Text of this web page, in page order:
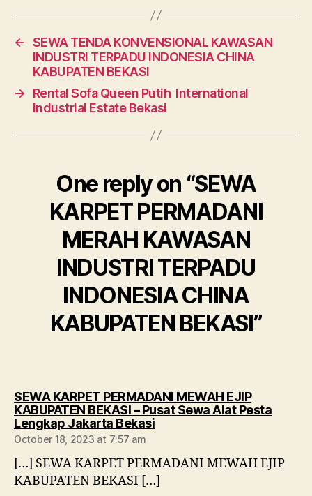
← SEWA TENDA KONVENSIONAL KAWASAN
INDUSTRI TERPADU INDONESIA CHINA
KABUPATEN BEKASI
→
Rental Sofa Queen Putih International
Industrial Estate Bekasi
One reply on “SEWA
KARPET PERMADANI
MERAH KAWASAN
INDUSTRI TERPADU
INDONESIA CHINA
KABUPATEN BEKASI”
SEWA KARPET PERMADANI MEWAH EJIP
KABUPATEN BEKASI – Pusat Sewa Alat Pesta
Lengkap Jakarta Bekasisays:
October 18, 2023 at 7:57 am
[…] SEWA KARPET PERMADANI MEWAH EJIP
KABUPATEN BEKASI […]